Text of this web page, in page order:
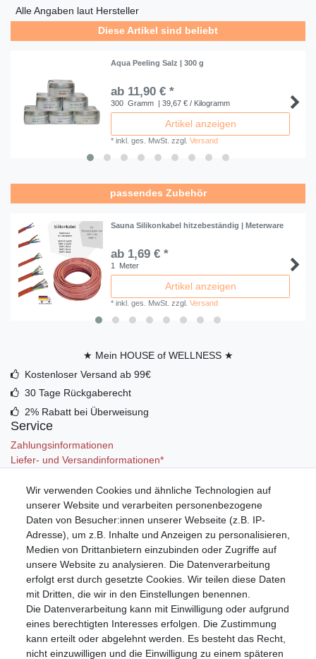
Alle Angaben laut Hersteller
Diese Artikel sind beliebt
Aqua Peeling Salz | 300 g
ab 11,90 € *
300 Gramm | 39,67 € / Kilogramm
Artikel anzeigen
*inkl. ges. MwSt. zzgl.Versand
passendes Zubehör
Sauna Silikonkabel hitzebeständig | Meterware
ab 1,69 € *
1 Meter
Artikel anzeigen
*inkl. ges. MwSt. zzgl.Versand
★ Mein HOUSE of WELLNESS ★
Kostenloser Versand ab 99€
30 Tage Rückgaberecht
2% Rabatt bei Überweisung
Service
Zahlungsinformationen
Liefer- und Versandinformationen*
Mein Konto
Registrieren
Anmelden (Login)
Warenkorb
Wir verwenden Cookies und ähnliche Technologien auf
unserer Website und verarbeiten personenbezogene
Daten von Besucher:innen unserer Webseite (z.B. IP-
Adresse), um z.B. Inhalte und Anzeigen zu personalisieren,
Medien von Drittanbietern einzubinden oder Zugriffe auf
unsere Website zu analysieren. Die Datenverarbeitung
erfolgt erst durch gesetzte Cookies. Wir teilen diese Daten
mit Dritten, die wir in den Einstellungen benennen.
Die Datenverarbeitung kann mit Einwilligung oder aufgrund
eines berechtigten Interesses erfolgen. Die Zustimmung
kann erteilt oder abgelehnt werden. Es besteht das Recht,
nicht einzuwilligen und die Einwilligung zu einem späteren